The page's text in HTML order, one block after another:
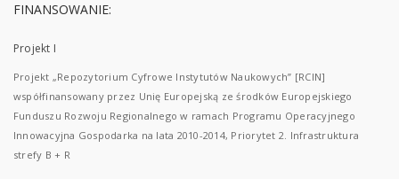
FINANSOWANIE:
Projekt I
Projekt „Repozytorium Cyfrowe Instytutów Naukowych” [RCIN]
współfinansowany przez Unię Europejską ze środków Europejskiego
Funduszu Rozwoju Regionalnego w ramach Programu Operacyjnego
Innowacyjna Gospodarka na lata 2010-2014, Priorytet 2. Infrastruktura
strefy B + R